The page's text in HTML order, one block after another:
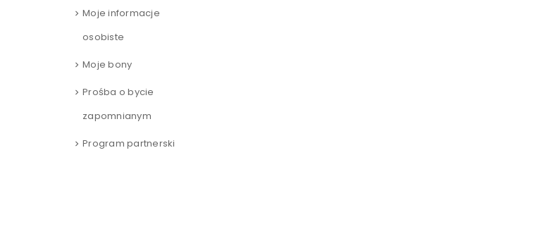
Moje informacje
osobiste
Moje bony
Prośba o bycie
zapomnianym
Program partnerski